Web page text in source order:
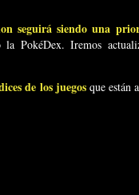
seguirá siendo una
PokéDex. Iremos
de los juegosque están